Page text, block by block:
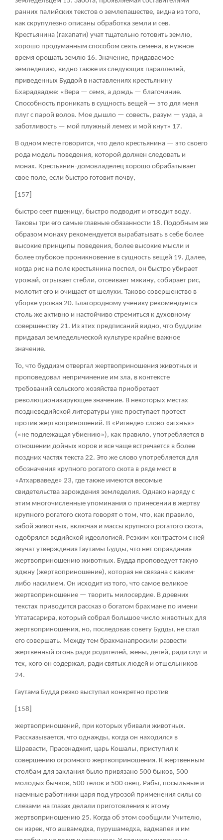
ранних палийских текстов о землепашестве, видна из того,
как скрупулезно описаны обработка земли и сев.
Крестьянина (гахапати) учат тщательно готовить землю,
хорошо продуманным способом сеять семена, в нужное
время орошать землю 16. Значение, придаваемое
земледелию, видно также из следующих параллелей,
приведенных Буддой в наставлениях крестьянину
Бхарадвадже: «Вера — семя, а дождь — благочиние.
Способность проникать в сущность вещей — это для меня
плуг с парой волов. Мое дышло — совесть, разум — узда, а
заботливость — мой плужный лемех и мой кнут» 17.
В одном месте говорится, что дело крестьянина — это своего
рода модель поведения, которой должен следовать и
монах. Крестьянин-домовладелец хорошо обрабатывает
свое поле, если быстро готовит почву,
[157]
быстро сеет пшеницу, быстро подводит и отводит воду.
Таковы три его самые главные обязанности 18. Подобным же
образом монаху рекомендуется вырабатывать в себе более
высокие принципы поведения, более высокие мысли и
более глубокое проникновение в сущность вещей 19. Далее,
когда рис на поле крестьянина поспел, он быстро убирает
урожай, отрывает стебли, отсеивает мякину, собирает рис,
молотит его и очищает от шелухи. Таково совершенство в
уборке урожая 20. Благородному ученику рекомендуется
столь же активно и настойчиво стремиться к духовному
совершенству 21. Из этих предписаний видно, что буддизм
придавал земледельческой культуре крайне важное
значение.
То, что буддизм отвергал жертвоприношения животных и
проповедовал непричинение им зла, в контексте
требований сельского хозяйства приобретает
революционизирующее значение. В некоторых местах
поздневедийской литературы уже проступает протест
против жертвоприношений. В «Ригведе» слово «агхнъя»
(«не подлежащая убиению»), как правило, употребляется в
отношении дойных коров и все чаще встречается в более
поздних частях текста 22. Это же слово употребляется для
обозначения крупного рогатого скота в ряде мест в
«Атхарваведе» 23, где также имеются весомые
свидетельства зарождения земледелия. Однако наряду с
этим многочисленные упоминания о принесении в жертву
крупного рогатого скота говорят о том, что, как правило,
забой животных, включая и массы крупного рогатого скота,
одобрялся ведийской идеологией. Резким контрастом с ней
звучат утверждения Гаутамы Будды, что нет оправдания
жертвоприношению животных. Будда проповедует такую
яджну (жертвоприношение), которая не связана с каким-
либо насилием. Он исходит из того, что самое великое
жертвоприношение — творить милосердие. В древних
текстах приводится рассказ о богатом брахмане по имени
Уггатасарира, который собрал большое число животных для
жертвоприношения, но, последовав совету Будды, не стал
его совершать. Между тем брахманапросили развести
жертвенный огонь ради родителей, жены, детей, ради слуг и
тех, кого он содержал, ради святых людей и отшельников
24.
Гаутама Будда резко выступал конкретно против
[158]
жертвоприношений, при которых убивали животных.
Рассказывается, что однажды, когда он находился в
Шравасти, Прасенаджит, царь Кошалы, приступил к
совершению огромного жертвоприношения. К жертвенным
столбам для заклания было привязано 500 быков, 500
молодых бычков, 500 телок и 500 овец. Рабы, посыльные и
наемные работники царя под угрозой применения силы со
слезами на глазах делали приготовления к этому
жертвоприношению 25. Когда об этом сообщили Учителю,
он изрек, что ашвамедха, пурушамедха, ваджапея и им